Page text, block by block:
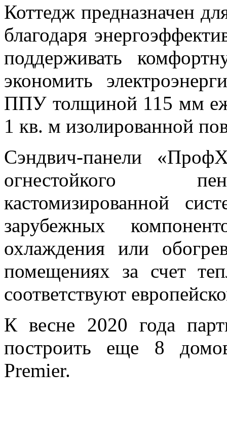
Коттедж предназначен
благодаря
поддерживать
экономить
ППУ толщиной 115 мм
1 кв. м изолированной
Сэндвич-панели
огнестойкого
кастомизированной
зарубежных
охлаждения или
помещениях за счет
соответствуют
К весне 2020 года
построить еще 8
Premier.